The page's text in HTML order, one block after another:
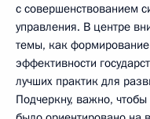
с совершенствованием
управления. В центре
темы, как
эффективности
лучших практик для
Подчеркну, важно,